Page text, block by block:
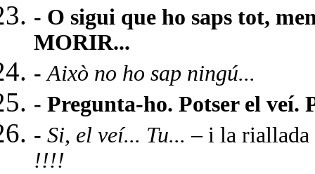
- O sigui que ho saps tot,
MORIR...
-Això no ho sap ningú...
- Pregunta-ho. Potser el veí.
- Si, el veí... Tu...– i la riallada
!!!!